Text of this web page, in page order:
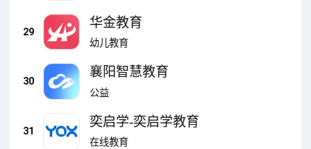
29
华金教育
幼儿教育
30
襄阳智慧教育
公益
31
奕启学-奕启学教育
在线教育